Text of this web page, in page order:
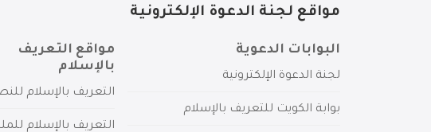
مواقع لجنة الدعوة الإلكترونية
البوابات الدعوية
لجنة الدعوة الإلكترونية
بوابة الكويت للتعريف بالإسلام
مواقع التعريف
بالإسلام
التعريف بالإسلام
التعريف بالإسلام